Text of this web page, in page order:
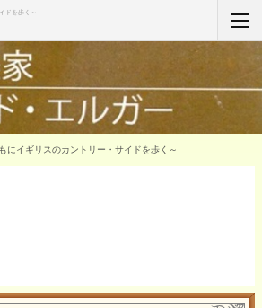
ドを歩く～
にイギリスのカントリー・サイドを歩く～